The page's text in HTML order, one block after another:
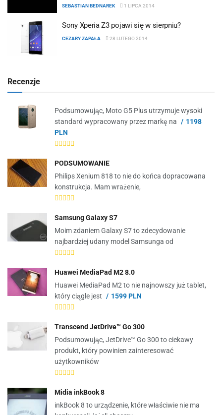
SEBASTIAN BEDNAREK 1 LIPCA 2014
Sony Xperia Z3 pojawi się w sierpniu?
CEZARY ZAPAŁA 28 LUTEGO 2014
Recenzje
Podsumowując, Moto G5 Plus utrzymuje wysoki
standard wypracowany przez markę na
1198
PLN
PODSUMOWANIE
Philips Xenium 818 to nie do końca dopracowana
konstrukcja. Mam wrażenie,
Samsung Galaxy S7
Moim zdaniem Galaxy S7 to zdecydowanie
najbardziej udany model Samsunga od
Huawei MediaPad M2 8.0
Huawei MediaPad M2 to nie najnowszy już tablet,
który ciągle jest
1599 PLN
Transcend JetDrive™ Go 300
Podsumowując, JetDrive™ Go 300 to ciekawy
produkt, który powinien zainteresować
użytkowników
Midia inkBook 8
inkBook 8 to urządzenie, które właściwie nie ma